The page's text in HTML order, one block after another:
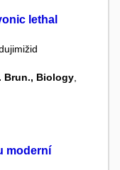
lethal
Brun., Biology
moderní